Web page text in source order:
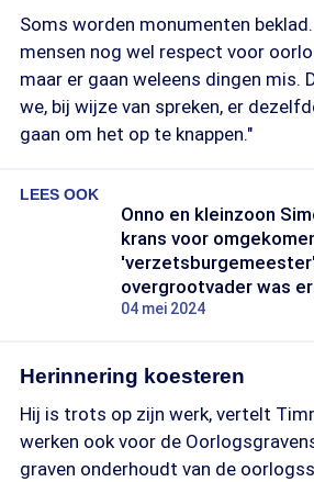
Soms worden monumenten
mensen nog wel respect voor
maar er gaan weleens dingen mis.
we, bij wijze van spreken, er
gaan om het op te knappen."
LEES OOK
Onno en kleinzoon
krans voor
overgrootvader was
04 mei 2024
Herinnering koesteren
Hij is trots op zijn werk, vertelt
werken ook voor de
graven onderhoudt van de